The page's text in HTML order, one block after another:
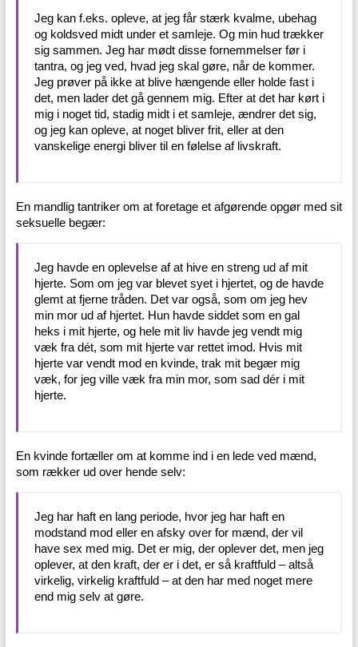
Jeg kan f.eks. opleve, at jeg får stærk kvalme, ubehag
og koldsved midt under et samleje. Og min hud trækker
sig sammen. Jeg har mødt disse fornemmelser før i
tantra, og jeg ved, hvad jeg skal gøre, når de kommer.
Jeg prøver på ikke at blive hængende eller holde fast i
det, men lader det gå gennem mig. Efter at det har kørt i
mig i noget tid, stadig midt i et samleje, ændrer det sig,
og jeg kan opleve, at noget bliver frit, eller at den
vanskelige energi bliver til en følelse af livskraft.
En mandlig tantriker om at foretage et afgørende opgør med sit
seksuelle begær:
Jeg havde en oplevelse af at hive en streng ud af mit
hjerte. Som om jeg var blevet syet i hjertet, og de havde
glemt at fjerne tråden. Det var også, som om jeg hev
min mor ud af hjertet. Hun havde siddet som en gal
heks i mit hjerte, og hele mit liv havde jeg vendt mig
væk fra dét, som mit hjerte var rettet imod. Hvis mit
hjerte var vendt mod en kvinde, trak mit begær mig
væk, for jeg ville væk fra min mor, som sad dér i mit
hjerte.
En kvinde fortæller om at komme ind i en lede ved mænd,
som rækker ud over hende selv:
Jeg har haft en lang periode, hvor jeg har haft en
modstand mod eller en afsky over for mænd, der vil
have sex med mig. Det er mig, der oplever det, men jeg
oplever, at den kraft, der er i det, er så kraftfuld – altså
virkelig, virkelig kraftfuld – at den har med noget mere
end mig selv at gøre.